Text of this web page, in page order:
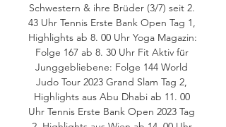
Schwestern & ihre Brüder (3/7) seit 2.
43 Uhr Tennis Erste Bank Open Tag 1,
Highlights ab 8. 00 Uhr Yoga Magazin:
Folge 167 ab 8. 30 Uhr Fit Aktiv für
Junggebliebene: Folge 144 World
Judo Tour 2023 Grand Slam Tag 2,
Highlights aus Abu Dhabi ab 11. 00
Uhr Tennis Erste Bank Open 2023 Tag